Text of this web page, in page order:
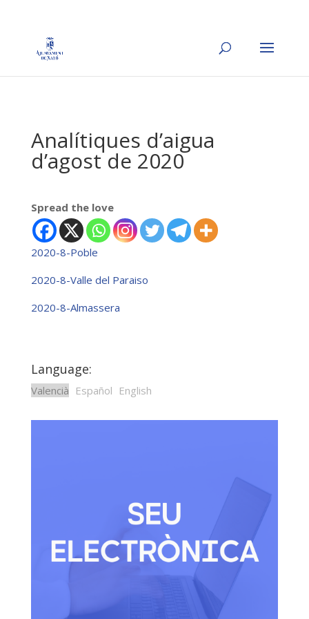
Analítiques d’aigua
d’agost de 2020
Spread the love
2020-8-Poble
2020-8-Valle del Paraiso
2020-8-Almassera
Language:
Valencià Español English